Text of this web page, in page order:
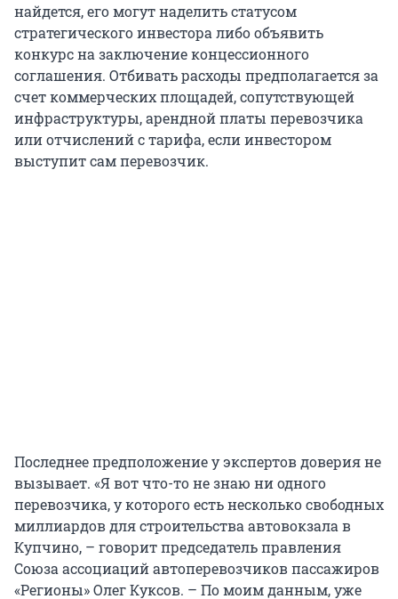
найдется, его могут наделить статусом
стратегического инвестора либо объявить
конкурс на заключение концессионного
соглашения. Отбивать расходы предполагается за
счет коммерческих площадей, сопутствующей
инфраструктуры, арендной платы перевозчика
или отчислений с тарифа, если инвестором
выступит сам перевозчик.
Последнее предположение у экспертов доверия не
вызывает. «Я вот что-то не знаю ни одного
перевозчика, у которого есть несколько свободных
миллиардов для строительства автовокзала в
Купчино, – говорит председатель правления
Союза ассоциаций автоперевозчиков пассажиров
«Регионы» Олег Куксов. – По моим данным, уже